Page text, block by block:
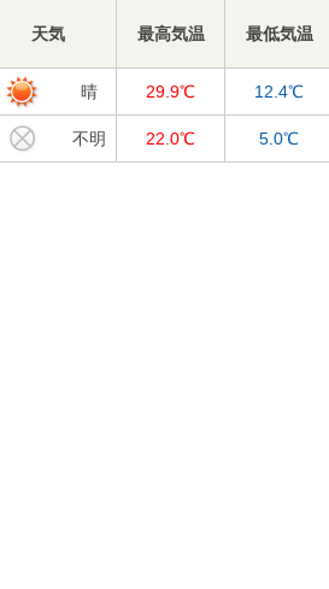
天気 最高気温 最低気温
晴 29.9℃ 12.4℃
不明 22.0℃ 5.0℃